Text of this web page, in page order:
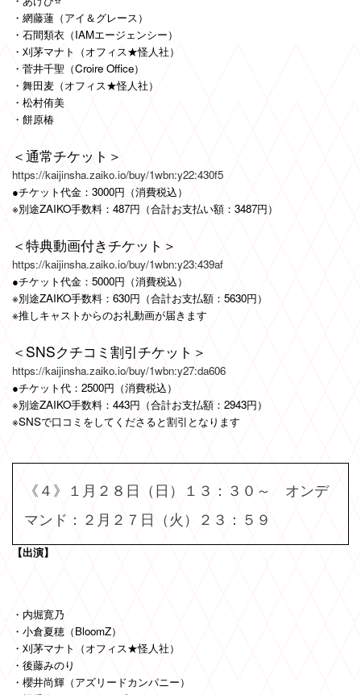
・網藤蓮（アイ＆グレース）
・石間類衣（IAMエージェンシー）
・刈茅マナト（オフィス★怪人社）
・菅井千聖（Croire Office）
・舞田麦（オフィス★怪人社）
・松村侑美
・餅原椿
＜通常チケット＞
https://kaijinsha.zaiko.io/buy/1wbn:y22:430f5
●チケット代金：3000円（消費税込）
※別途ZAIKO手数料：487円（合計お支払い額：3487円）
＜特典動画付きチケット＞
https://kaijinsha.zaiko.io/buy/1wbn:y23:439af
●チケット代金：5000円（消費税込）
※別途ZAIKO手数料：630円（合計お支払額：5630円）
※推しキャストからのお礼動画が届きます
＜SNSクチコミ割引チケット＞
https://kaijinsha.zaiko.io/buy/1wbn:y27:da606
●チケット代：2500円（消費税込）
※別途ZAIKO手数料：443円（合計お支払額：2943円）
※SNSで口コミをしてくださると割引となります
《４》１月２８日（日）１３：３０～ オンデ
マンド：２月２７日（火）２３：５９
【出演】
・内堀寛乃
・小倉夏穂（BloomZ）
・刈茅マナト（オフィス★怪人社）
・後藤みのり
・櫻井尚輝（アズリードカンパニー）